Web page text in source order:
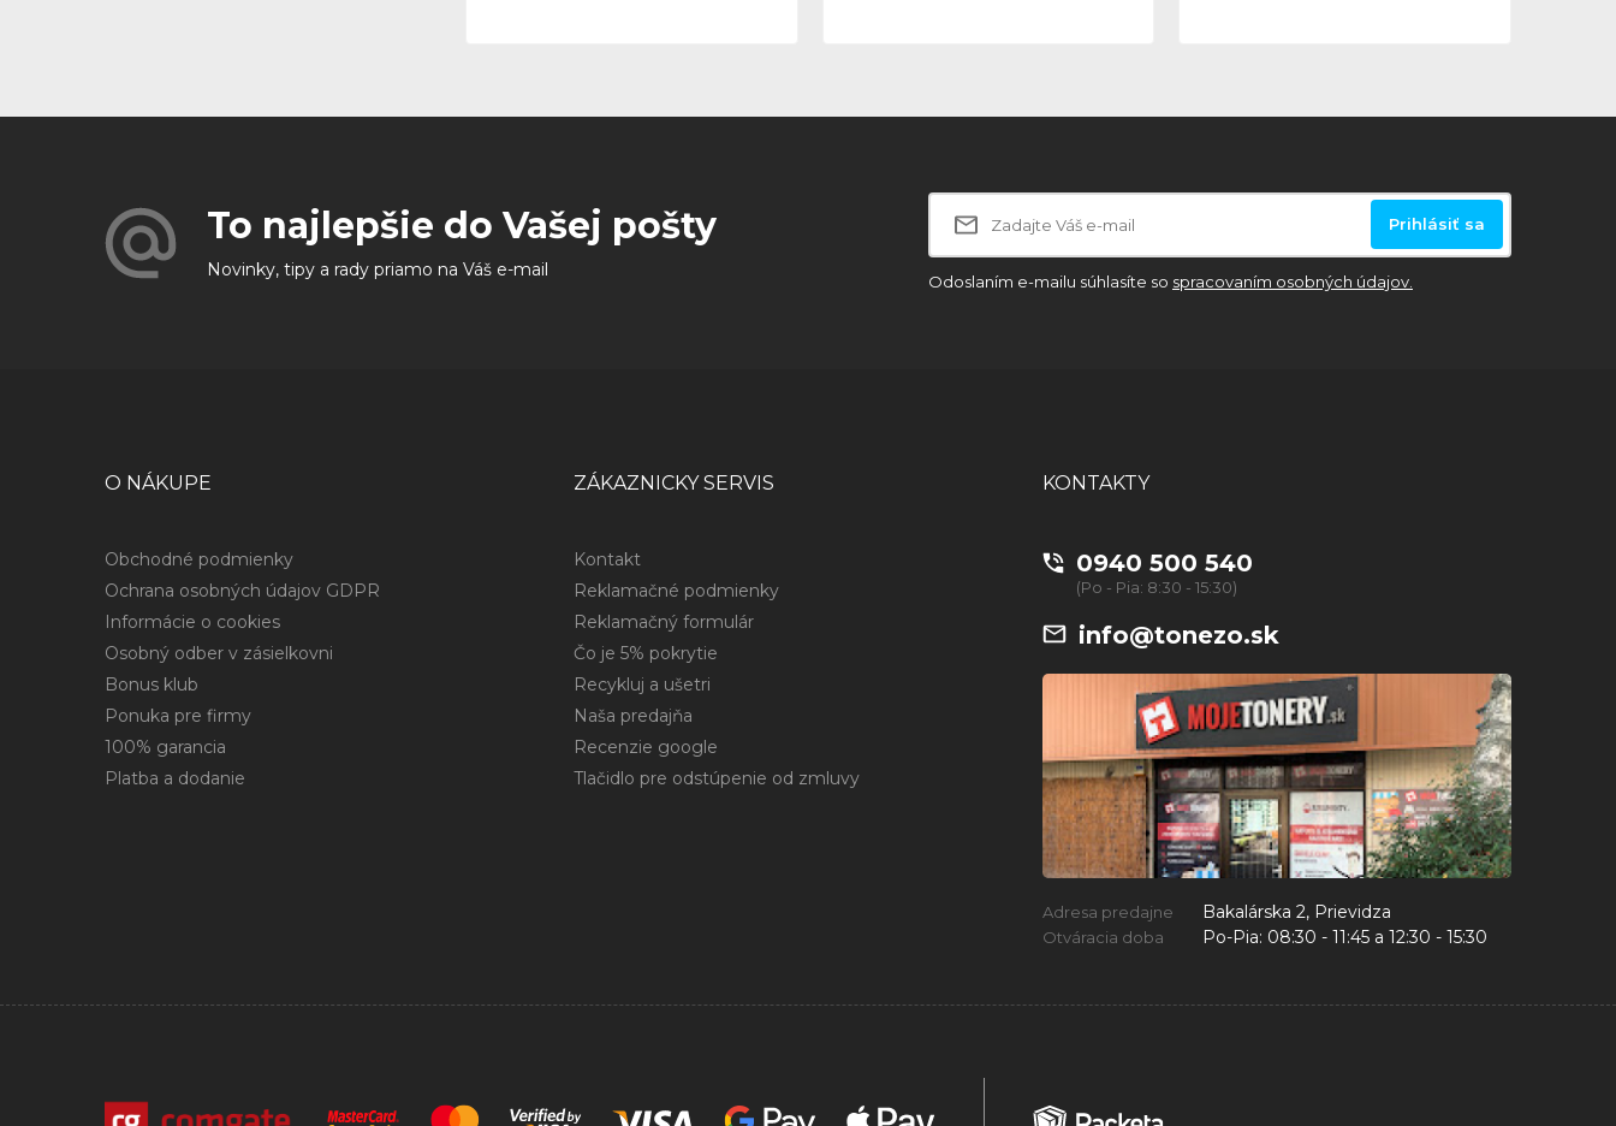
To najlepšie do Vašej pošty
Novinky, tipy a rady priamo na Váš e-mail
Prihlásiť sa
Odoslaním e-mailu súhlasíte so spracovaním osobných údajov.
O NÁKUPE
Obchodné podmienky
Ochrana osobných údajov GDPR
Informácie o cookies
Osobný odber v zásielkovni
Bonus klub
Ponuka pre firmy
100% garancia
Platba a dodanie
ZÁKAZNICKY SERVIS
Kontakt
Reklamačné podmienky
Reklamačný formulár
Čo je 5% pokrytie
Recykluj a ušetri
Naša predajňa
Recenzie google
Tlačidlo pre odstúpenie od zmluvy
KONTAKTY
0940 500 540
(Po - Pia: 8:30 - 15:30)
info@tonezo.sk
Adresa predajne Bakalárska 2, Prievidza
Otváracia doba Po-Pia: 08:30 - 11:45 a 12:30 - 15:30